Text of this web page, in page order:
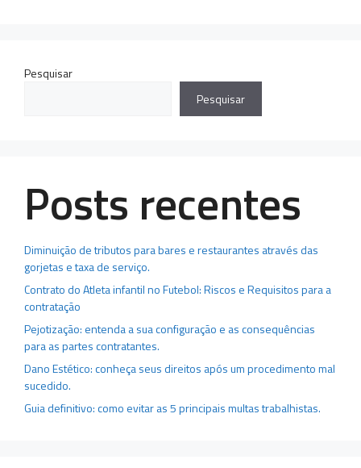
Pesquisar
Pesquisar
Posts recentes
Diminuição de tributos para bares e restaurantes através das
gorjetas e taxa de serviço.
Contrato do Atleta infantil no Futebol: Riscos e Requisitos para a
contratação
Pejotização: entenda a sua configuração e as consequências
para as partes contratantes.
Dano Estético: conheça seus direitos após um procedimento mal
sucedido.
Guia definitivo: como evitar as 5 principais multas trabalhistas.